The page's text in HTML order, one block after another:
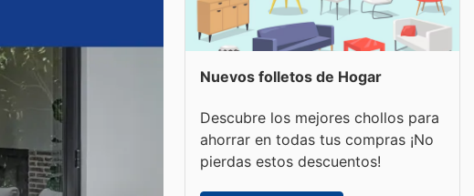
Nuevos folletos de Hogar
Descubre los mejores chollos para
ahorrar en todas tus compras ¡No
pierdas estos descuentos!